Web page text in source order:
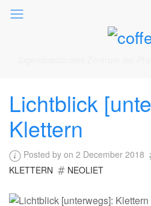
Lichtblick
Klettern
Posted by on 2 December 2018
KLETTERN
NEOLIET